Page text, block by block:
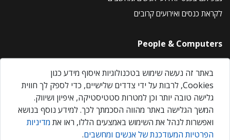
לקראת כנסים ואירועים קרובים
People & Computers
About Us
Privacy Policy
Contact Us
Our Events
באתר זה נעשה שימוש בטכנולוגיות איסוף מידע כגון
Cookies, לרבות על ידי צדדים שלישיים, כדי לספק לך חווית
גלישה טובה יותר וכן למטרות סטטיסטיקה, איפיון ושיווק.
המשך הגלישה באתר מהווה הסכמתך לכך. למידע נוסף בנושא
ואפשרות לנהל את השימוש באמצעים הללו, ראו את מדיניות
הפרטיות המעודכנת של אנשים ומחשבים.